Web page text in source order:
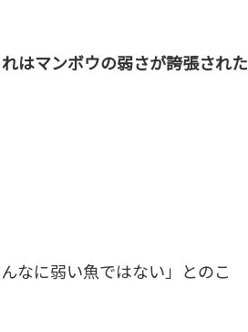
れはマンボウの弱さが誇張された
なに弱い魚ではない」とのこ